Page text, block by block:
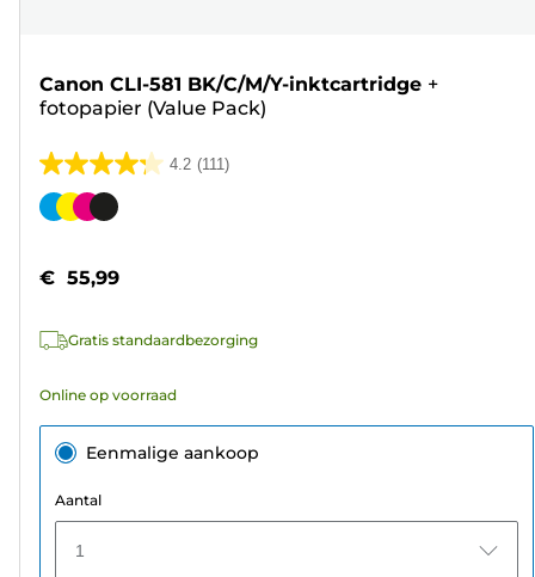
Canon CLI-581 BK/C/M/Y-inktcartridge +
fotopapier (Value Pack)
4.2 (111)
4.2
van
sterren.
beoordelingen
Kleurencartridge
€ 55,99
Gratis standaardbezorging
Online op voorraad
Eenmalige aankoop
Aantal
1